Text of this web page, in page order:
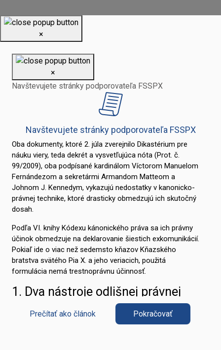
×
×
Navštevujete stránky podporovateľa FSSPX
Navštevujete stránky podporovateľa FSSPX
Oba dokumenty, ktoré 2. júla zverejnilo Dikastérium pre
náuku viery, teda dekrét a vysvetľujúca nóta (Prot. č.
99/2009), oba podpísané kardinálom Víctorom Manuelom
Fernándezom a sekretármi Armandom Matteom a
Johnom J. Kennedym, vykazujú nedostatky v kanonicko-
právnej technike, ktoré drasticky obmedzujú ich skutočný
dosah.
Podľa VI. knihy Kódexu kánonického práva sa ich právny
účinok obmedzuje na deklarovanie šiestich exkomunikácií.
Pokiaľ ide o viac než sedemsto kňazov Kňazského
bratstva svätého Pia X. a jeho veriacich, použitá
formulácia nemá trestnoprávnu účinnosť.
1. Dva nástroje odlišnej právnej
Na jednej strane dekrét vyhlasuje „so všetkými právnymi
Prečítať ako článok Pokračovať